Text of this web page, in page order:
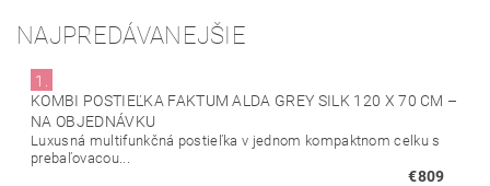
NAJPREDÁVANEJŠIE
1.
KOMBI POSTIEĽKA FAKTUM ALDA GREY SILK 120 X 70 CM –
NA OBJEDNÁVKU
Luxusná multifunkčná postieľka v jednom kompaktnom celku s
prebaľovacou...
€809